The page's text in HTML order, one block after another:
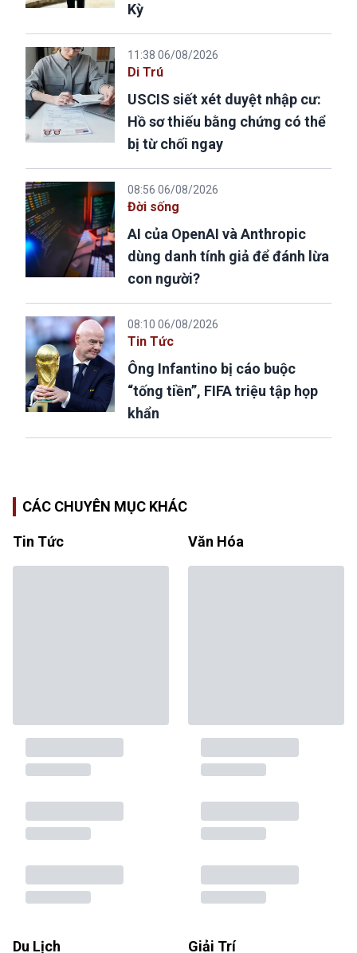
Kỳ
11:38 06/08/2026
Di Trú
USCIS siết xét duyệt nhập cư:
Hồ sơ thiếu bằng chứng có thể
bị từ chối ngay
08:56 06/08/2026
Đời sống
AI của OpenAI và Anthropic
dùng danh tính giả để đánh lừa
con người?
08:10 06/08/2026
Tin Tức
Ông Infantino bị cáo buộc
“tống tiền”, FIFA triệu tập họp
khẩn
CÁC CHUYÊN MỤC KHÁC
Tin Tức Văn Hóa
Du Lịch Giải Trí